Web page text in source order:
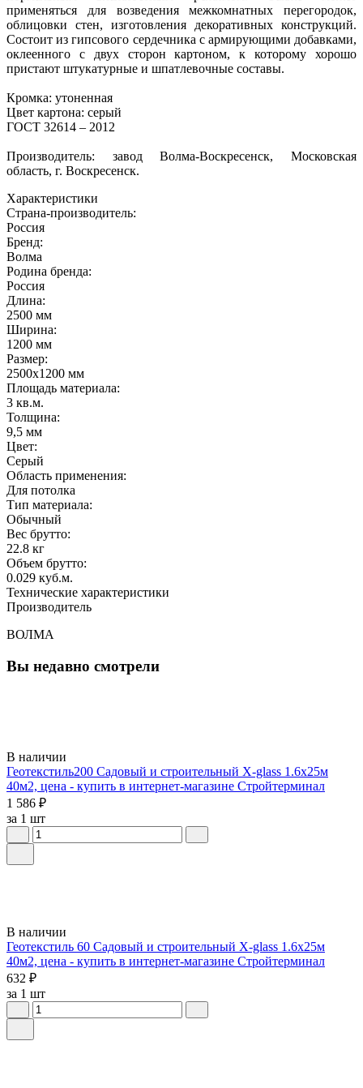
применяться для возведения межкомнатных перегородок,
облицовки стен, изготовления декоративных конструкций.
Состоит из гипсового сердечника с армирующими добавками,
оклеенного с двух сторон картоном, к которому хорошо
пристают штукатурные и шпатлевочные составы.
Кромка: утоненная
Цвет картона: серый
ГОСТ 32614 – 2012
Производитель: завод Волма-Воскресенск, Московская
область, г. Воскресенск.
Характеристики
Страна-производитель:
Россия
Бренд:
Волма
Родина бренда:
Россия
Длина:
2500 мм
Ширина:
1200 мм
Размер:
2500х1200 мм
Площадь материала:
3 кв.м.
Толщина:
9,5 мм
Цвет:
Серый
Область применения:
Для потолка
Тип материала:
Обычный
Вес брутто:
22.8 кг
Объем брутто:
0.029 куб.м.
Технические характеристики
Производитель
ВОЛМА
Вы недавно смотрели
В наличии
Геотекстиль200 Садовый и строительный X-glass 1.6х25м
40м2, цена - купить в интернет-магазине Стройтерминал
1 586 ₽
за 1 шт
В наличии
Геотекстиль 60 Садовый и строительный X-glass 1.6х25м
40м2, цена - купить в интернет-магазине Стройтерминал
632 ₽
за 1 шт